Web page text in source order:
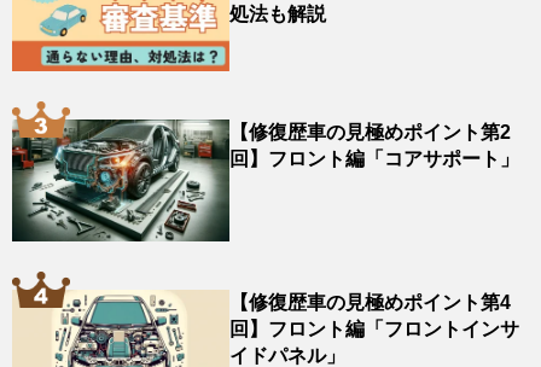
処法も解説
【修復歴車の見極めポイント第2
回】フロント編「コアサポート」
【修復歴車の見極めポイント第4
回】フロント編「フロントインサ
イドパネル」